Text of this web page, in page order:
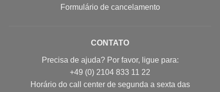
Formulário de cancelamento
CONTATO
Precisa de ajuda? Por favor, ligue para:
+49 (0) 2104 833 11 22
Horário do call center de segunda a sexta das